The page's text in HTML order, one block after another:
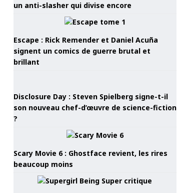
un anti-slasher qui divise encore
Escape : Rick Remender et Daniel Acuña
signent un comics de guerre brutal et
brillant
Disclosure Day : Steven Spielberg signe-t-il
son nouveau chef-d’œuvre de science-fiction
?
Scary Movie 6 : Ghostface revient, les rires
beaucoup moins